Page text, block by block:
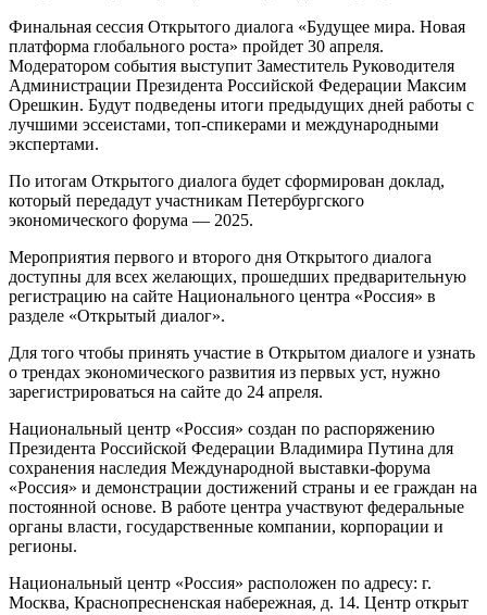
Финальная сессия Открытого диалога «Будущее мира. Новая
платформа глобального роста» пройдет 30 апреля.
Модератором события выступит Заместитель Руководителя
Администрации Президента Российской Федерации Максим
Орешкин. Будут подведены итоги предыдущих дней работы с
лучшими эссеистами, топ-спикерами и международными
экспертами.
По итогам Открытого диалога будет сформирован доклад,
который передадут участникам Петербургского
экономического форума — 2025.
Мероприятия первого и второго дня Открытого диалога
доступны для всех желающих, прошедших предварительную
регистрацию на сайте Национального центра «Россия» в
разделе «Открытый диалог».
Для того чтобы принять участие в Открытом диалоге и узнать
о трендах экономического развития из первых уст, нужно
зарегистрироваться на сайте до 24 апреля.
Национальный центр «Россия» создан по распоряжению
Президента Российской Федерации Владимира Путина для
сохранения наследия Международной выставки-форума
«Россия» и демонстрации достижений страны и ее граждан на
постоянной основе. В работе центра участвуют федеральные
органы власти, государственные компании, корпорации и
регионы.
Национальный центр «Россия» расположен по адресу: г.
Москва, Краснопресненская набережная, д. 14. Центр открыт